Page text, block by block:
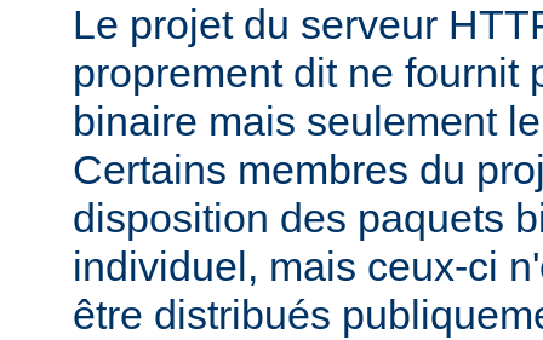
Le projet du serveur
proprement dit ne fournit
binaire mais seulement
Certains membres du
disposition des paquets
individuel, mais ceux-ci
être distribués